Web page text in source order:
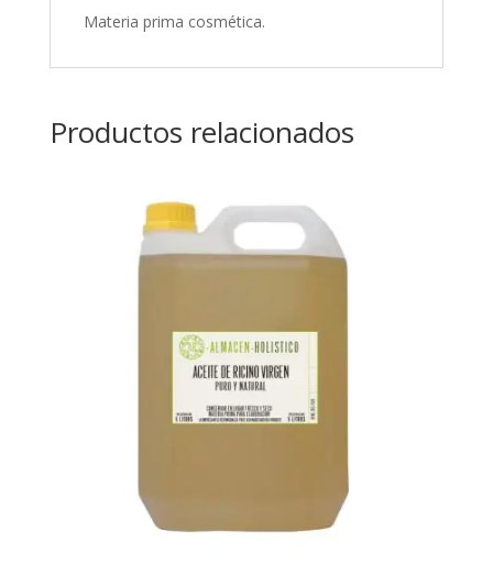
Materia prima cosmética.
Productos relacionados